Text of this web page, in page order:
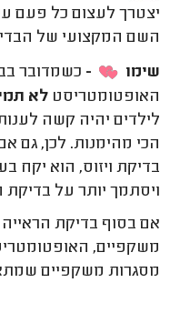
יצטרך לעצום כל פעם
השם המקצועי של
שימו
- כשמדובר
האופטומטריסטלא
לילדים יהיה קשה
הכי מהימנות. לכן, גם
בדיקת ויזוס, הוא יקח
ויסתמך יותר על
אם בסוף בדיקת
משקפיים,
מסגרות משקפיים